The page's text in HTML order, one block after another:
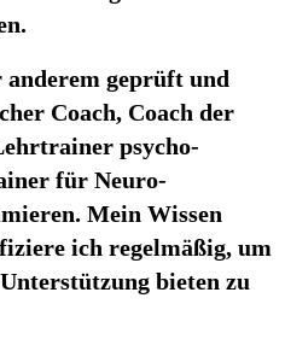
geprüft und
Coach, Coach der
psycho-
für Neuro-
Mein Wissen
ich regelmäßig, um
bieten zu